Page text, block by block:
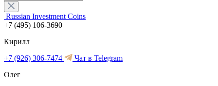
Russian Investment Coins
+7 (495) 106-3690
Кирилл
+7 (926) 306-7474
Чат в Telegram
Олег